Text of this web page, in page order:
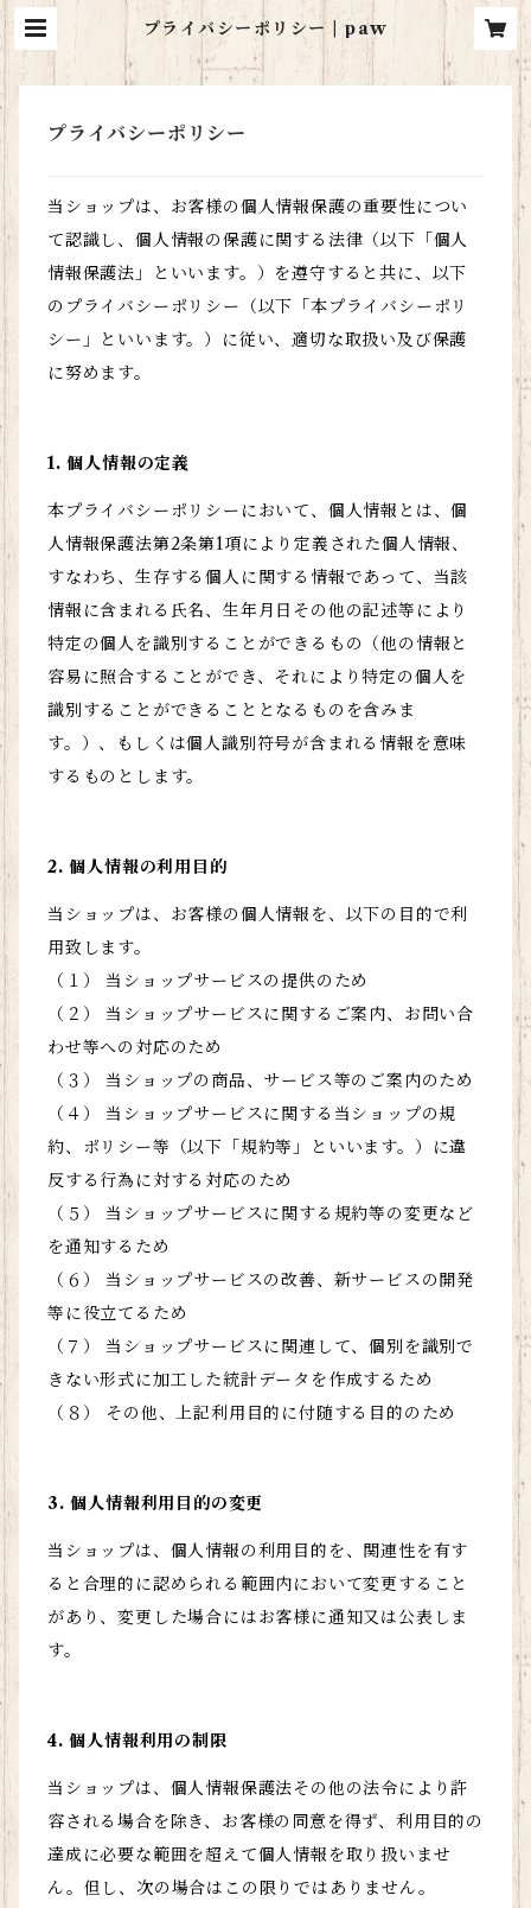
プライバシーポリシー | paw
プライバシーポリシー
当ショップは、お客様の個人情報保護の重要性につい
て認識し、個人情報の保護に関する法律（以下「個人
情報保護法」といいます。）を遵守すると共に、以下
のプライバシーポリシー（以下「本プライバシーポリ
シー」といいます。）に従い、適切な取扱い及び保護
に努めます。
1. 個人情報の定義
本プライバシーポリシーにおいて、個人情報とは、個
人情報保護法第2条第1項により定義された個人情報、
すなわち、生存する個人に関する情報であって、当該
情報に含まれる氏名、生年月日その他の記述等により
特定の個人を識別することができるもの（他の情報と
容易に照合することができ、それにより特定の個人を
識別することができることとなるものを含みま
す。）、もしくは個人識別符号が含まれる情報を意味
するものとします。
2. 個人情報の利用目的
当ショップは、お客様の個人情報を、以下の目的で利
用致します。
（１） 当ショップサービスの提供のため
（２） 当ショップサービスに関するご案内、お問い合
わせ等への対応のため
（３） 当ショップの商品、サービス等のご案内のため
（４） 当ショップサービスに関する当ショップの規
約、ポリシー等（以下「規約等」といいます。）に違
反する行為に対する対応のため
（５） 当ショップサービスに関する規約等の変更など
を通知するため
（６） 当ショップサービスの改善、新サービスの開発
等に役立てるため
（７） 当ショップサービスに関連して、個別を識別で
きない形式に加工した統計データを作成するため
（８） その他、上記利用目的に付随する目的のため
3. 個人情報利用目的の変更
当ショップは、個人情報の利用目的を、関連性を有す
ると合理的に認められる範囲内において変更すること
があり、変更した場合にはお客様に通知又は公表しま
す。
4. 個人情報利用の制限
当ショップは、個人情報保護法その他の法令により許
容される場合を除き、お客様の同意を得ず、利用目的の
達成に必要な範囲を超えて個人情報を取り扱いませ
ん。但し、次の場合はこの限りではありません。